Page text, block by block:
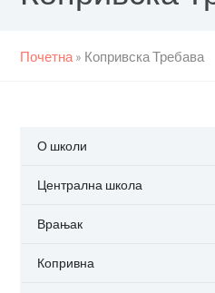
Почетна » Копривска Требава
О школи
Централна школа
Врањак
Копривна